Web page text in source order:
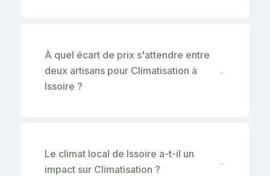
À quel écart de prix s'attendre entre
deux artisans pour Climatisation à
Issoire ?
⌄
Le climat local de Issoire a-t-il un
impact sur Climatisation ?
⌄